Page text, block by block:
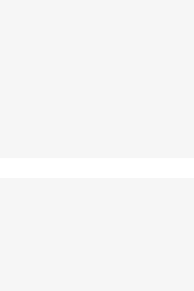
Fahrergewicht (inkl.